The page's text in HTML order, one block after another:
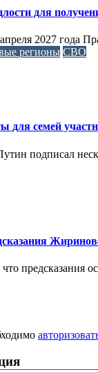
для
2027 года
регионы СВО
для семей
подписал
предсказания